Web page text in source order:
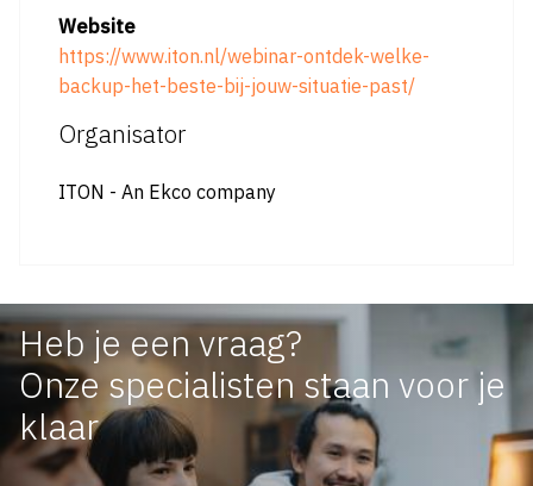
Website
https://www.iton.nl/webinar-ontdek-welke-
backup-het-beste-bij-jouw-situatie-past/
Organisator
ITON - An Ekco company
Heb je een vraag?
Onze specialisten staan voor je
klaar